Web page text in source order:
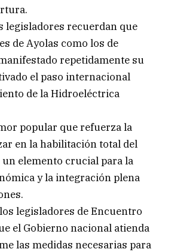
legisladores recuerdan que
de Ayolas como los de
repetidamente su
el paso internacional
de la Hidroeléctrica
popular que refuerza la
en la habilitación total del
elemento crucial para la
y la integración plena
legisladores de Encuentro
el Gobierno nacional atienda
las medidas necesarias para